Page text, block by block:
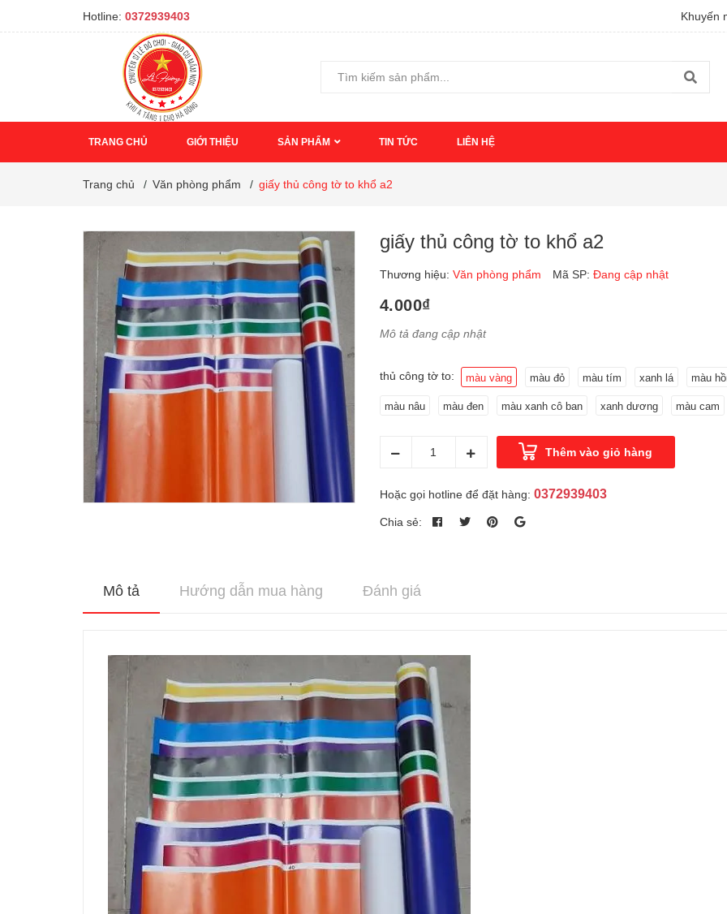
Hotline: 0372939403 Khuyến
TRANG CHỦ GIỚI THIỆU SẢN PHẨM TIN TỨC LIÊN HỆ
Trang chủ / Văn phòng phẩm / giấy thủ công tờ to khổ a2
giấy thủ công tờ to khổ a2
Thương hiệu: Văn phòng phẩm Mã SP: Đang cập nhật
4.000₫
Mô tả đang cập nhật
thủ công tờ to: màu vàng màu đỏ màu tím xanh lá màu
màu nâu màu đen màu xanh cô ban xanh dương màu cam
Thêm vào giỏ hàng
Hoặc gọi hotline để đặt hàng: 0372939403
Chia sẻ:
Mô tả Hướng dẫn mua hàng Đánh giá